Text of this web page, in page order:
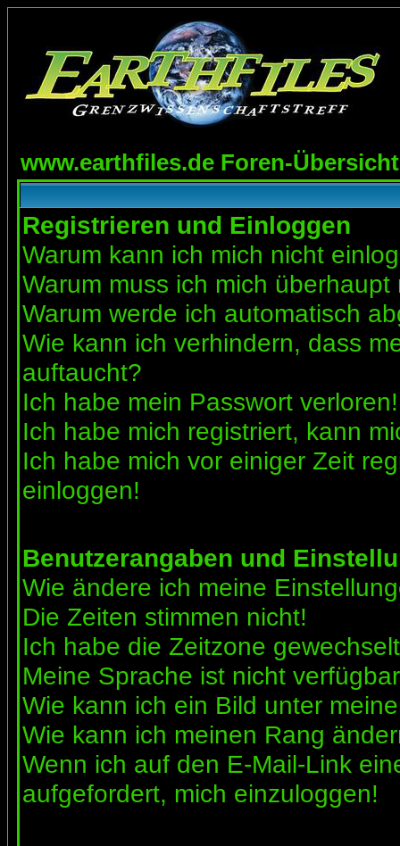
www.earthfiles.de Foren-Übersicht
Registrieren und Einloggen
Warum kann ich mich nicht
Warum muss ich mich überhaupt
Warum werde ich automatisch
Wie kann ich verhindern, dass
auftaucht?
Ich habe mein Passwort verloren!
Ich habe mich registriert, kann
Ich habe mich vor einiger Zeit
einloggen!
Benutzerangaben und
Wie ändere ich meine
Die Zeiten stimmen nicht!
Ich habe die Zeitzone
Meine Sprache ist nicht
Wie kann ich ein Bild unter
Wie kann ich meinen Rang
Wenn ich auf den E-Mail-Link
aufgefordert, mich einzuloggen!